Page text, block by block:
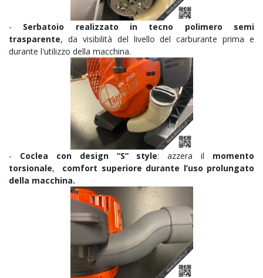
- Serbatoio realizzato in tecno polimero semi
trasparente, da visibilità del livello del carburante prima e
durante l'utilizzo della macchina.
- Coclea con design “S” style: azzera il momento
torsionale, comfort superiore durante l’uso prolungato
della macchina.